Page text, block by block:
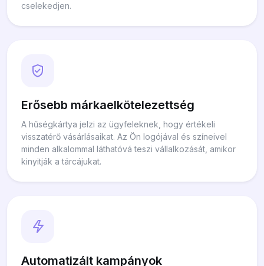
cselekedjen.
Erősebb márkaelkötelezettség
A hűségkártya jelzi az ügyfeleknek, hogy értékeli
visszatérő vásárlásaikat. Az Ön logójával és színeivel
minden alkalommal láthatóvá teszi vállalkozását, amikor
kinyitják a tárcájukat.
Automatizált kampányok